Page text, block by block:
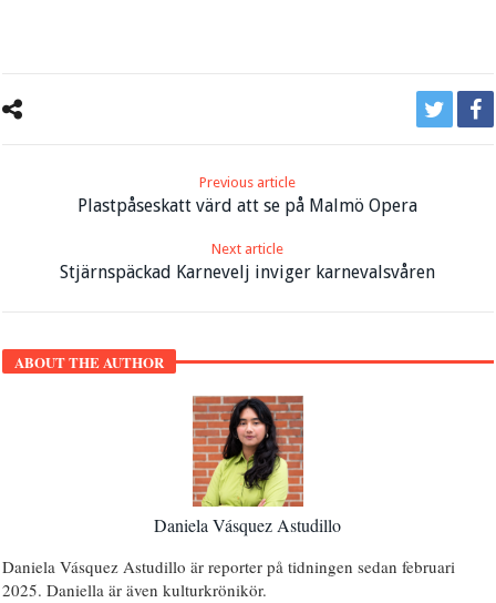
Previous article
Plastpåseskatt värd att se på Malmö Opera
Next article
Stjärnspäckad Karnevelj inviger karnevalsvåren
ABOUT THE AUTHOR
Daniela Vásquez Astudillo
Daniela Vásquez Astudillo är reporter på tidningen sedan februari
2025. Daniella är även kulturkrönikör.